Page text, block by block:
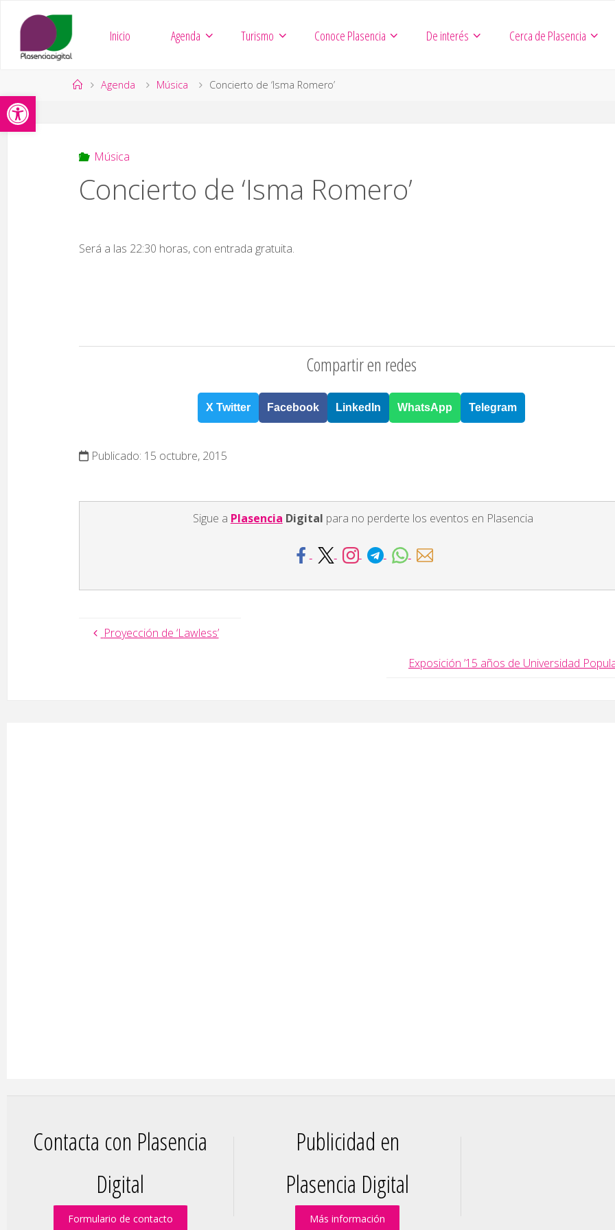
Abrir barra de herramientas
contenido
Inicio Agenda Turismo Conoce Plasencia De interés Cerca de Plasencia
PáginaAgenda Música Concierto de ‘Isma Romero’
Música
Concierto de ‘Isma Romero’
Será a las 22:30 horas, con entrada gratuita.
Compartir en redes
X Twitter Facebook LinkedIn WhatsApp Telegram
Publicado: 15 octubre, 2015
Sigue a Plasencia Digital para no perderte los eventos en Plasencia
Proyección de ‘Lawless’
Exposición ’15 años de Universidad
Contacta con Plasencia
Digital
Formulario de contacto
Publicidad en
Plasencia Digital
Más información